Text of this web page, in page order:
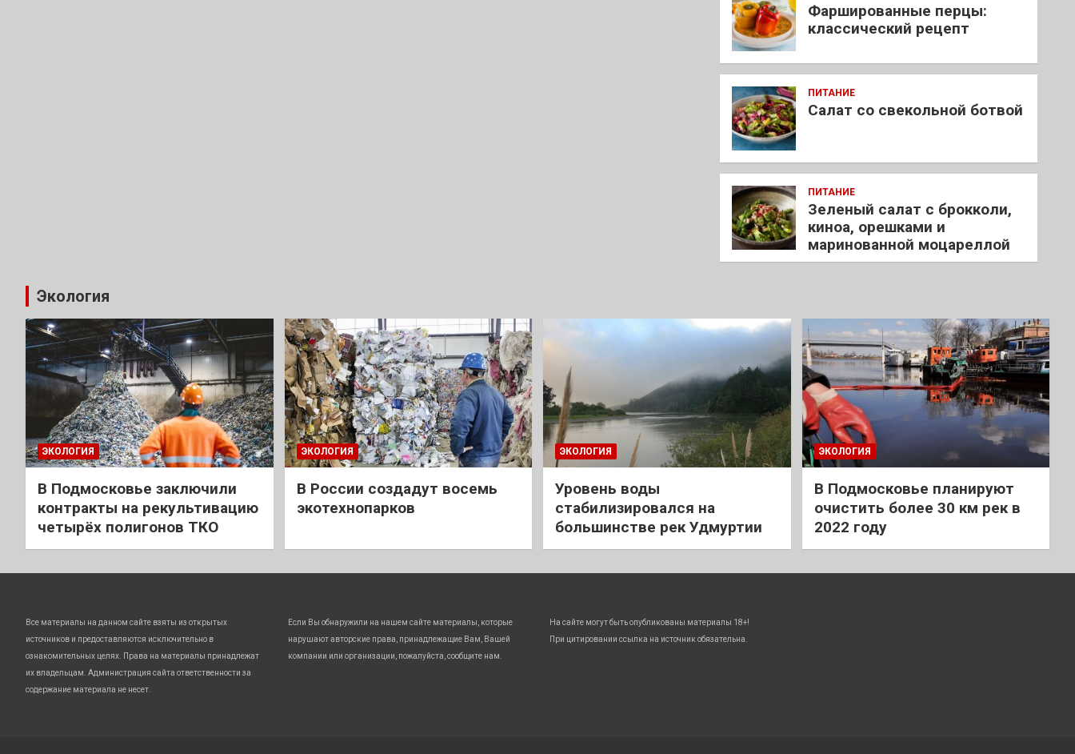
Фаршированные перцы:
классический рецепт
ПИТАНИЕ
Салат со свекольной ботвой
ПИТАНИЕ
Зеленый салат с брокколи,
киноа, орешками и
маринованной моцареллой
Экология
ЭКОЛОГИЯ
В Подмосковье заключили
контракты на рекультивацию
четырёх полигонов ТКО
ЭКОЛОГИЯ
В России создадут восемь
экотехнопарков
ЭКОЛОГИЯ
Уровень воды
стабилизировался на
большинстве рек Удмуртии
ЭКОЛОГИЯ
В Подмосковье планируют
очистить более 30 км рек в
2022 году
Все материалы на данном сайте взяты из открытых
источников и предоставляются исключительно в
ознакомительных целях. Права на материалы принадлежат
их владельцам. Администрация сайта ответственности за
содержание материала не несет.
Если Вы обнаружили на нашем сайте материалы, которые
нарушают авторские права, принадлежащие Вам, Вашей
компании или организации, пожалуйста, сообщите нам.
На сайте могут быть опубликованы материалы 18+!
При цитировании ссылка на источник обязательна.